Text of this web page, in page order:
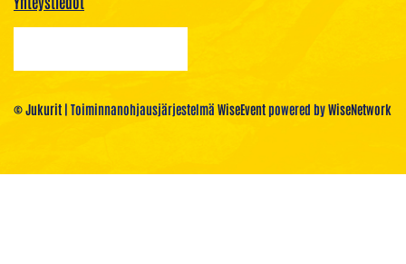
© Jukurit | Toiminnanohjausjärjestelmä WiseEventpowered byWiseNetwork